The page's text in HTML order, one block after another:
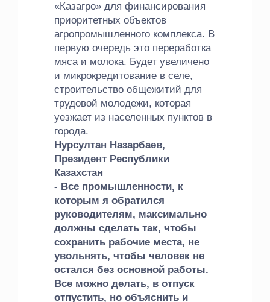
«Казагро» для финансирования
приоритетных объектов
агропромышленного комплекса. В
первую очередь это переработка
мяса и молока. Будет увеличено
и микрокредитование в селе,
строительство общежитий для
трудовой молодежи, которая
уезжает из населенных пунктов в
города.
Нурсултан Назарбаев,
Президент Республики
Казахстан
- Все промышленности, к
которым я обратился
руководителям, максимально
должны сделать так, чтобы
сохранить рабочие места, не
увольнять, чтобы человек не
остался без основной работы.
Все можно делать, в отпуск
отпустить, но объяснить и